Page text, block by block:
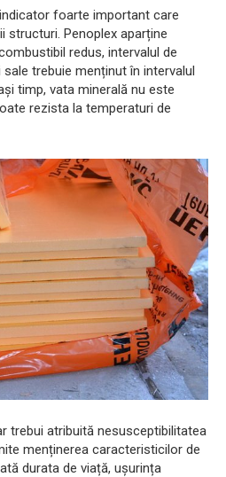
foarte important care
structuri. Penoplex aparține
redus, intervalul de
trebuie menținut în intervalul
timp, vata minerală nu este
rezista la temperaturi de
trebui atribuită nesusceptibilitatea
menținerea caracteristicilor de
durata de viață, ușurința